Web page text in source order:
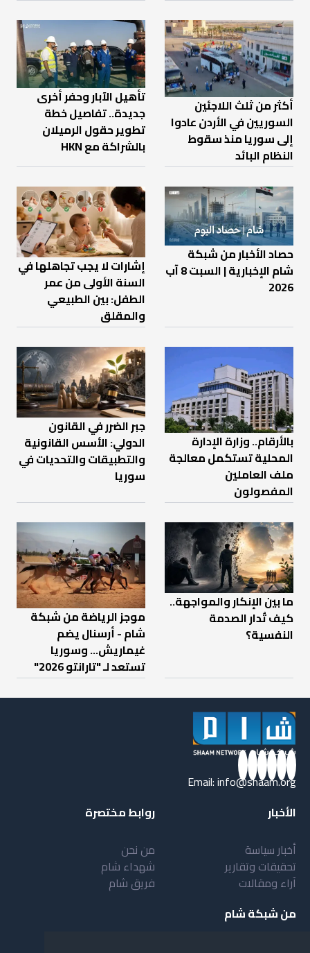
أكثر من ثلث اللاجئين
السوريين في الأردن عادوا
إلى سوريا منذ سقوط
النظام البائد
تأهيل الآبار وحفر أخرى
جديدة.. تفاصيل خطة
تطوير حقول الرميلان
بالشراكة مع HKN
حصاد الأخبار من شبكة
شام الإخبارية | السبت 8 آب
2026
إشارات لا يجب تجاهلها في
السنة الأولى من عمر
الطفل: بين الطبيعي
والمقلق
بالأرقام.. وزارة الإدارة
المحلية تستكمل معالجة
ملف العاملين
المفصولون
جبر الضرر في القانون
الدولي: الأسس القانونية
والتطبيقات والتحديات في
سوريا
ما بين الإنكار والمواجهة..
كيف تُدار الصدمة
النفسية؟
موجز الرياضة من شبكة
شام - أرسنال يضم
غيماريش... وسوريا
تستعد لـ "تارانتو 2026"
Email:info@shaam.org
الأخبار
أخبار سياسة
تحقيقات وتقارير
آراء ومقالات
روابط مختصرة
من نحن
شهداء شام
فريق شام
من شبكة شام